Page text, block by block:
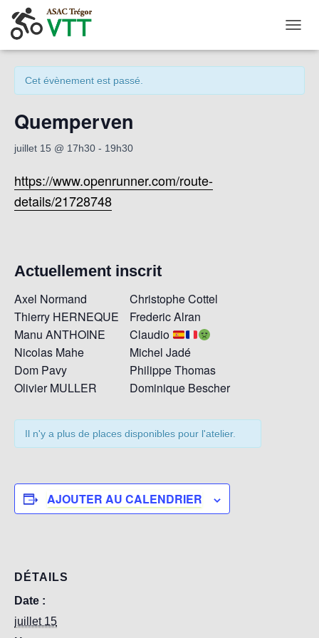
« Tous les Évènements
Cet évènement est passé.
Quemperven
juillet 15 @ 17h30 - 19h30
https://www.openrunner.com/route-
details/21728748
Actuellement inscrit
Axel Normand
Thierry HERNEQUE
Manu ANTHOINE
Nicolas Mahe
Dom Pavy
Olivier MULLER
Christophe Cottel
Frederic Alran
Claudio
Michel Jadé
Philippe Thomas
Dominique Bescher
Il n'y a plus de places disponibles pour l'atelier.
AJOUTER AU CALENDRIER
DÉTAILS
Date :
juillet 15